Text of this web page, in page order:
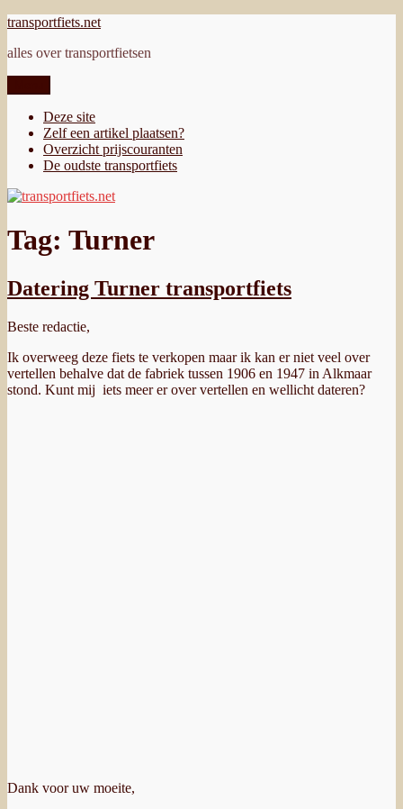
Ga
de
transportfiets.net
alles over transportfietsen
Deze site
Zelf een artikel plaatsen?
Overzicht prijscouranten
De oudste transportfiets
Tag: Turner
Datering Turner transportfiets
Beste redactie,
Ik overweeg deze fiets te verkopen maar ik kan er niet veel over
vertellen behalve dat de fabriek tussen 1906 en 1947 in Alkmaar
stond. Kunt mij iets meer er over vertellen en wellicht dateren?
Dank voor uw moeite,